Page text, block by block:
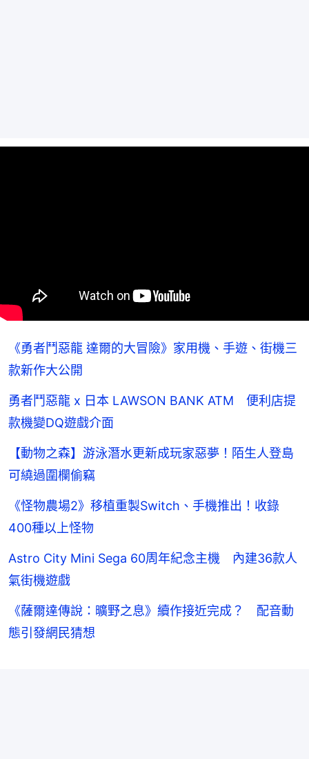
《勇者鬥惡龍 達爾的大冒險》家用機、手遊、街機三
款新作大公開
勇者鬥惡龍 x 日本 LAWSON BANK ATM 便利店提
款機變DQ遊戲介面
【動物之森】游泳潛水更新成玩家惡夢！陌生人登島
可繞過圍欄偷竊
《怪物農場2》移植重製Switch、手機推出！收錄
400種以上怪物
Astro City Mini Sega 60周年紀念主機 內建36款人
氣街機遊戲
《薩爾達傳說：曠野之息》續作接近完成？ 配音動
態引發網民猜想